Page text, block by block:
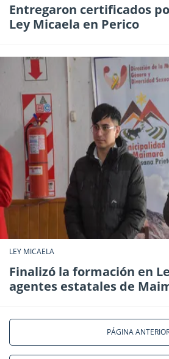
Entregaron certificados
Ley Micaela en Perico
LEY MICAELA
Finalizó la formación en
agentes estatales de
PÁGINA